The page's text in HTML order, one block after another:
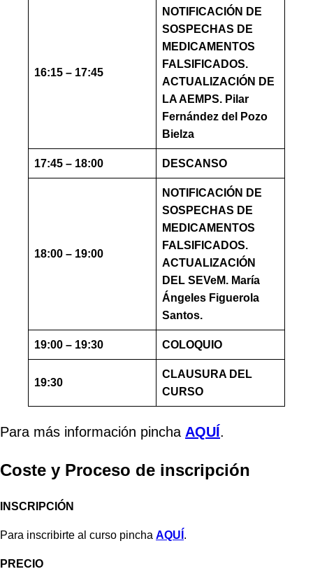
16:15 – 17:45
NOTIFICACIÓN DE
SOSPECHAS DE
MEDICAMENTOS
FALSIFICADOS.
ACTUALIZACIÓN DE
LA AEMPS. Pilar
Fernández del Pozo
Bielza
17:45 – 18:00 DESCANSO
18:00 – 19:00
NOTIFICACIÓN DE
SOSPECHAS DE
MEDICAMENTOS
FALSIFICADOS.
ACTUALIZACIÓN
DEL SEVeM. María
Ángeles Figuerola
Santos.
19:00 – 19:30 COLOQUIO
19:30
CLAUSURA DEL
CURSO
Para más información pincha AQUÍ.
Coste y Proceso de inscripción
INSCRIPCIÓN
Para inscribirte al curso pincha AQUÍ .
PRECIO